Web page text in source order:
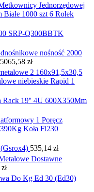
Jednorzędowej
Białe 1000 szt 6 Rolek
SRP-Q300BBTK
nośność 2000
zł
2 160x91,5x30,5
niebieskie Rapid 1
Rack 19'' 4U 600X350Mm
1 Poręcz
Koła Fi230
535,14 zł
Dostawne
zł
Do Kg Ed 30 (Ed30)